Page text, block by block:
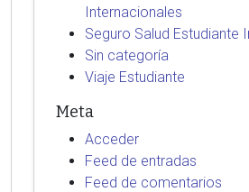
Internacionales
Seguro Salud Estudiante
Sin categoría
Viaje Estudiante
Meta
Acceder
Feed de entradas
Feed de comentarios